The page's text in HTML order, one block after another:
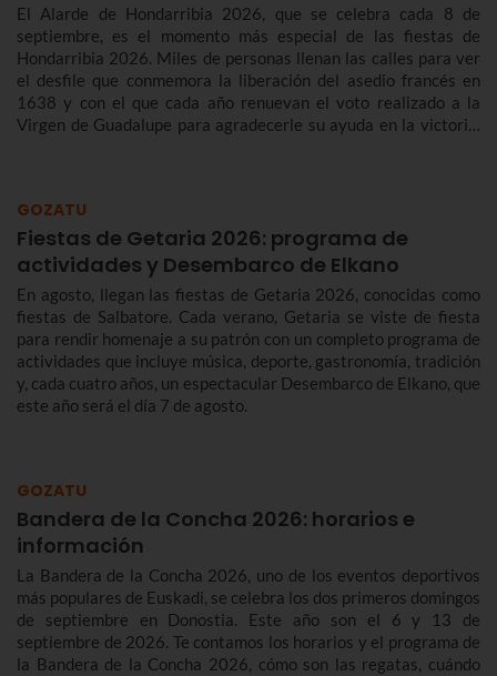
El Alarde de Hondarribia 2026, que se celebra cada 8 de
septiembre, es el momento más especial de las fiestas de
Hondarribia 2026. Miles de personas llenan las calles para ver
el desfile que conmemora la liberación del asedio francés en
1638 y con el que cada año renuevan el voto realizado a la
Virgen de Guadalupe para agradecerle su ayuda en la victoria.
septiembre.
GOZATU
Fiestas de Getaria 2026: programa de
actividades y Desembarco de Elkano
En agosto, llegan las fiestas de Getaria 2026, conocidas como
fiestas de Salbatore. Cada verano, Getaria se viste de fiesta
para rendir homenaje a su patrón con un completo programa de
actividades que incluye música, deporte, gastronomía, tradición
y, cada cuatro años, un espectacular Desembarco de Elkano, que
este año será el día 7 de agosto.
GOZATU
Bandera de la Concha 2026: horarios e
información
La Bandera de la Concha 2026, uno de los eventos deportivos
más populares de Euskadi, se celebra los dos primeros domingos
de septiembre en Donostia. Este año son el 6 y 13 de
septiembre de 2026. Te contamos los horarios y el programa de
la Bandera de la Concha 2026, cómo son las regatas, cuándo